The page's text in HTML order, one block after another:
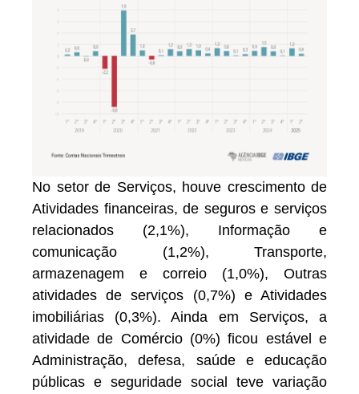
No setor de Serviços, houve crescimento de
Atividades financeiras, de seguros e serviços
relacionados (2,1%), Informação e
comunicação (1,2%), Transporte,
armazenagem e correio (1,0%), Outras
atividades de serviços (0,7%) e Atividades
imobiliárias (0,3%). Ainda em Serviços, a
atividade de Comércio (0%) ficou estável e
Administração, defesa, saúde e educação
públicas e seguridade social teve variação